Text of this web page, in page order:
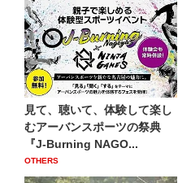
見て、聴いて、体験して楽し
むアーバンスポーツの祭典
『J-Burning NAGO...
OTHERS